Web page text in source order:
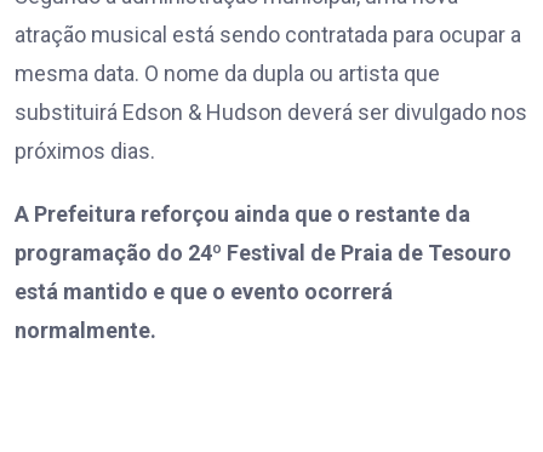
atração musical está sendo contratada para ocupar a
mesma data. O nome da dupla ou artista que
substituirá Edson & Hudson deverá ser divulgado nos
próximos dias.
A Prefeitura reforçou ainda que o restante da
programação do 24º Festival de Praia de Tesouro
está mantido e que o evento ocorrerá
normalmente.